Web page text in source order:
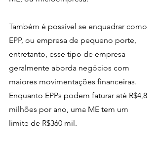
Também é possível se enquadrar como
EPP, ou empresa de pequeno porte,
entretanto, esse tipo de empresa
geralmente aborda negócios com
maiores movimentações financeiras.
Enquanto EPPs podem faturar até R$4,8
milhões por ano, uma ME tem um
limite de R$360 mil.